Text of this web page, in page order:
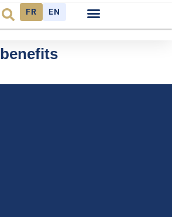
FR EN
benefits